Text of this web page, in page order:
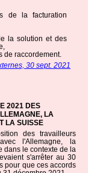
de la facturation
la solution et des
de raccordement.
30 sept. 2021
2021 DES
LA
LA SUISSE
des travailleurs
l'Allemagne, la
dans le contexte de la
s'arrêter au 30
pour que ces accords